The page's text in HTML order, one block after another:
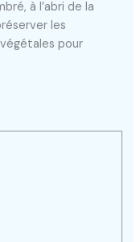
à l’abri de la
les
pour